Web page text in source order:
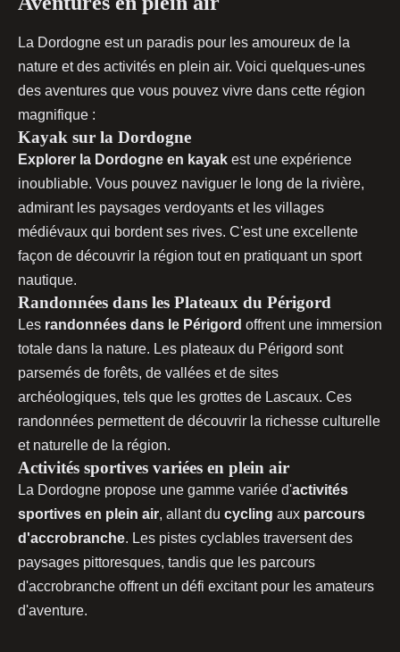
La Dordogne est un paradis pour les amoureux de la
nature et des activités en plein air. Voici quelques-unes
des aventures que vous pouvez vivre dans cette région
magnifique :
Kayak sur la Dordogne
Explorer la Dordogne en kayak est une expérience
inoubliable. Vous pouvez naviguer le long de la rivière,
admirant les paysages verdoyants et les villages
médiévaux qui bordent ses rives. C'est une excellente
façon de découvrir la région tout en pratiquant un sport
nautique.
Randonnées dans les Plateaux du Périgord
Les randonnées dans le Périgord offrent une immersion
totale dans la nature. Les plateaux du Périgord sont
parsemés de forêts, de vallées et de sites
archéologiques, tels que les grottes de Lascaux. Ces
randonnées permettent de découvrir la richesse culturelle
et naturelle de la région.
Activités sportives variées en plein air
La Dordogne propose une gamme variée d'activités
sportives en plein air, allant du cycling aux parcours
d'accrobranche. Les pistes cyclables traversent des
paysages pittoresques, tandis que les parcours
d'accrobranche offrent un défi excitant pour les amateurs
d'aventure.